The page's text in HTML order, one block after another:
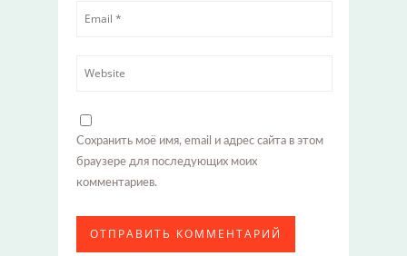
Сохранить моё имя, email и адрес сайта в этом
браузере для последующих моих
комментариев.